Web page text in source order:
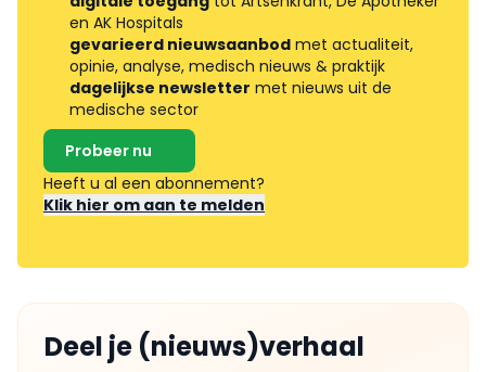
en AK Hospitals
gevarieerd nieuwsaanbod met actualiteit,
opinie, analyse, medisch nieuws & praktijk
dagelijkse newsletter met nieuws uit de
medische sector
Probeer nu
Heeft u al een abonnement?
Klik hier om aan te melden
Deel je (nieuws)verhaal